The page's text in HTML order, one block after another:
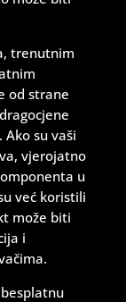
trenutnim
od strane
su vaši
vjerojatno
u
već koristili
može biti
i